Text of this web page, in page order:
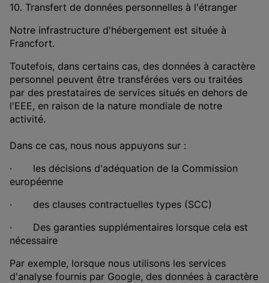
10. Transfert de données personnelles à l'étranger
Notre infrastructure d'hébergement est située à
Francfort.
Toutefois, dans certains cas, des données à caractère
personnel peuvent être transférées vers ou traitées
par des prestataires de services situés en dehors de
l'EEE, en raison de la nature mondiale de notre
activité.
Dans ce cas, nous nous appuyons sur :
· les décisions d'adéquation de la Commission
européenne
· des clauses contractuelles types (SCC)
· Des garanties supplémentaires lorsque cela est
nécessaire
Par exemple, lorsque nous utilisons les services
d'analyse fournis par Google, des données à caractère